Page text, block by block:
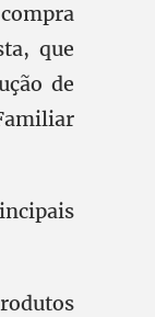
que
de